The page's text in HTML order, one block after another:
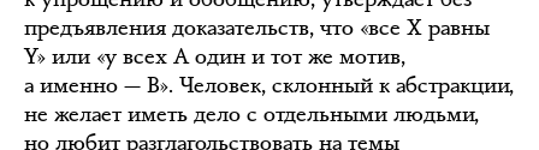
предъявления доказательств, что «все X равны
Y» или «у всех А один и тот же мотив,
а именно — В». Человек, склонный к абстракции,
не желает иметь дело с отдельными людьми,
но любит разглагольствовать на темы